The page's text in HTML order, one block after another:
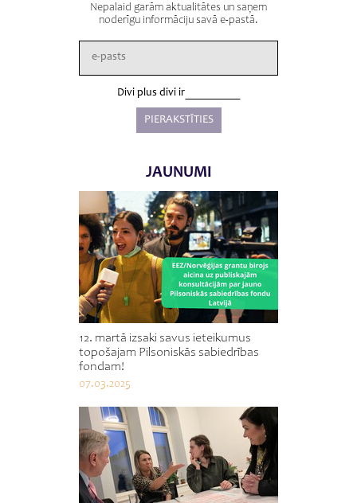
Nepalaid garām aktualitātes un saņem
noderīgu informāciju savā e-pastā.
Divi plus divi ir
JAUNUMI
12. martā izsaki savus ieteikumus
topošajam Pilsoniskās sabiedrības
fondam!
07.03.2025